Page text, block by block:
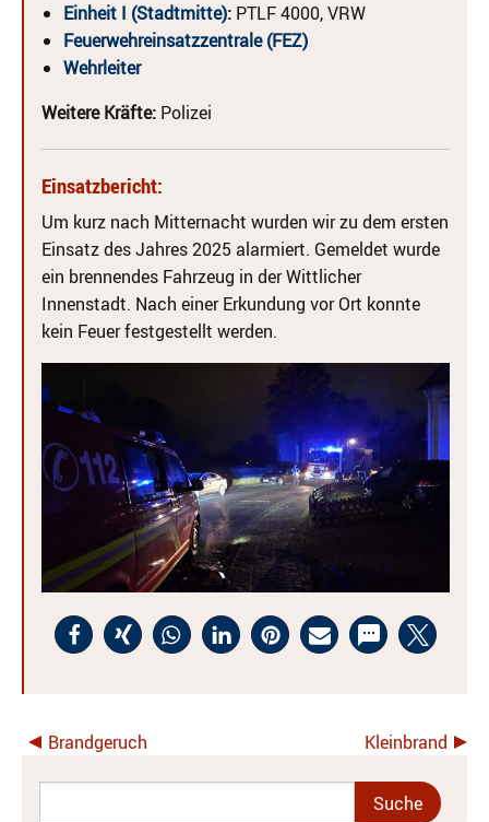
Einheit I (Stadtmitte): PTLF 4000, VRW
Feuerwehreinsatzzentrale (FEZ)
Wehrleiter
Weitere Kräfte: Polizei
Einsatzbericht:
Um kurz nach Mitternacht wurden wir zu dem ersten
Einsatz des Jahres 2025 alarmiert. Gemeldet wurde
ein brennendes Fahrzeug in der Wittlicher
Innenstadt. Nach einer Erkundung vor Ort konnte
kein Feuer festgestellt werden.
Brandgeruch Kleinbrand